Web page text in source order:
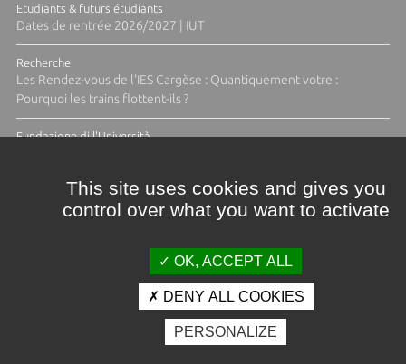
Etudiants & futurs étudiants
Dates de rentrée 2026/2027 | IUT
Recherche
Les Rendez-vous de l'IES Cargèse : Quantiquement votre :
Pourquoi les trains flottent-ils ?
Fundazione di l'Università
Crédits et mentions légales
Espace presse
Photothèque
This site uses cookies and gives you
control over what you want to activate
OK, ACCEPT ALL
DENY ALL COOKIES
PERSONALIZE